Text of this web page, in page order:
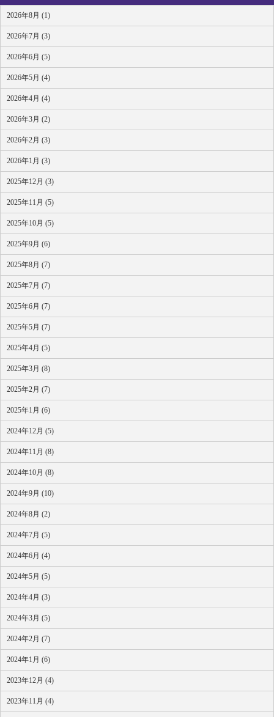
2026年8月 (1)
2026年7月 (3)
2026年6月 (5)
2026年5月 (4)
2026年4月 (4)
2026年3月 (2)
2026年2月 (3)
2026年1月 (3)
2025年12月 (3)
2025年11月 (5)
2025年10月 (5)
2025年9月 (6)
2025年8月 (7)
2025年7月 (7)
2025年6月 (7)
2025年5月 (7)
2025年4月 (5)
2025年3月 (8)
2025年2月 (7)
2025年1月 (6)
2024年12月 (5)
2024年11月 (8)
2024年10月 (8)
2024年9月 (10)
2024年8月 (2)
2024年7月 (5)
2024年6月 (4)
2024年5月 (5)
2024年4月 (3)
2024年3月 (5)
2024年2月 (7)
2024年1月 (6)
2023年12月 (4)
2023年11月 (4)